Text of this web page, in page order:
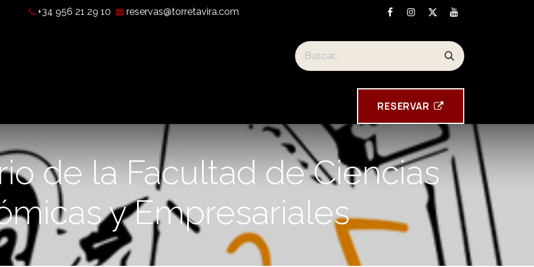
+34 956 21 29 10 reservas@torretavira.com
Los souvenirs de la Torre Tavira
RESE​​​​RVAR
de la Facultad de Ciencias
y Empresariales